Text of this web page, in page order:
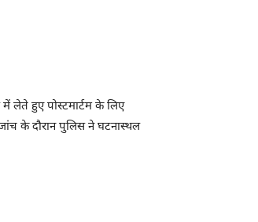
लेते हुए पोस्टमार्टम के लिए
के दौरान पुलिस ने घटनास्थल